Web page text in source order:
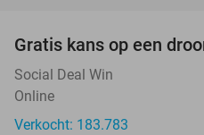
Gratis kans op een
Social Deal Win
Online
Verkocht: 183.783